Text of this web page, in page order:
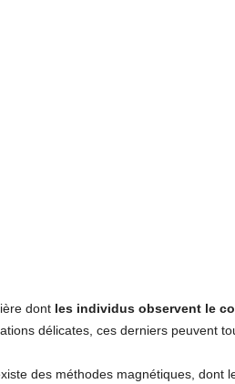
dontles individus observent le
délicates, ces derniers peuvent
des méthodes magnétiques, dont